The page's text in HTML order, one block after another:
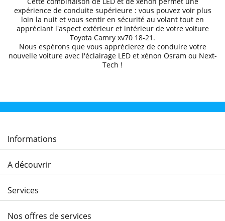
expérience de conduite supérieure: vous pouvez voir plus
loin la nuit et vous sentir en sécurité au volant tout en
appréciant l'aspect extérieur et intérieur de votre voiture
Toyota Camry xv70 18-21 .
Nous espérons que vous apprécierez de conduirevotre
nouvelle voiture avec l'éclairage LED et xénon Osram ou Next-
Tech !
Informations
A découvrir
Services
Nos offres de services